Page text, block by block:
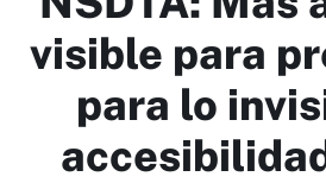
visible para
para lo